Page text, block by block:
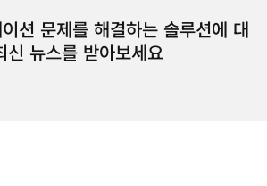
션 문제를 해결하는 솔루션에 대
신 뉴스를 받아보세요